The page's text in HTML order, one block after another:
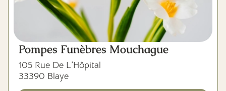
Pompes Funèbres Mouchague
105 Rue De L’Hôpital
33390 Blaye